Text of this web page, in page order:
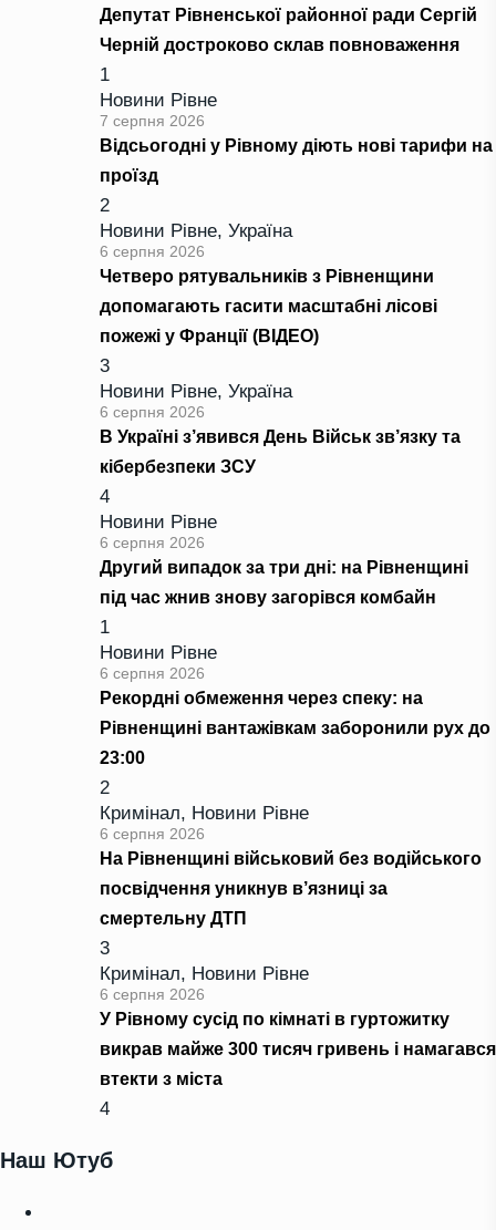
Депутат Рівненської районної ради Сергій
Черній достроково склав повноваження
1
Новини Рівне
7 серпня 2026
Відсьогодні у Рівному діють нові тарифи на
проїзд
2
Новини Рівне, Україна
6 серпня 2026
Четверо рятувальників з Рівненщини
допомагають гасити масштабні лісові
пожежі у Франції (ВІДЕО)
3
Новини Рівне, Україна
6 серпня 2026
В Україні з’явився День Військ зв’язку та
кібербезпеки ЗСУ
4
Новини Рівне
6 серпня 2026
Другий випадок за три дні: на Рівненщині
під час жнив знову загорівся комбайн
1
Новини Рівне
6 серпня 2026
Рекордні обмеження через спеку: на
Рівненщині вантажівкам заборонили рух до
23:00
2
Кримінал, Новини Рівне
6 серпня 2026
На Рівненщині військовий без водійського
посвідчення уникнув в’язниці за
смертельну ДТП
3
Кримінал, Новини Рівне
6 серпня 2026
У Рівному сусід по кімнаті в гуртожитку
викрав майже 300 тисяч гривень і намагався
втекти з міста
4
Наш Ютуб